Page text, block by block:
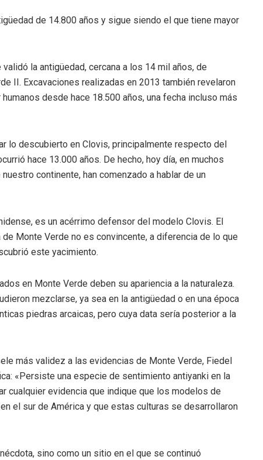
de 14.800 años y sigue siendo el que tiene mayor
la antigüedad, cercana a los 14 mil años, de
II. Excavaciones realizadas en 2013 también revelaron
desde hace 18.500 años, una fecha incluso más
lo descubierto en Clovis, principalmente respecto del
hace 13.000 años. De hecho, hoy día, en muchos
continente, han comenzado a hablar de un
es un acérrimo defensor del modelo Clovis. El
Monte Verde no es convincente, a diferencia de lo que
este yacimiento.
en Monte Verde deben su apariencia a la naturaleza.
mezclarse, ya sea en la antigüedad o en una época
piedras arcaicas, pero cuya data sería posterior a la
más validez a las evidencias de Monte Verde, Fiedel
«Persiste una especie de sentimiento antiyanki en la
cualquier evidencia que indique que los modelos de
el sur de América y que estas culturas se desarrollaron
sino como un sitio en el que se continuó